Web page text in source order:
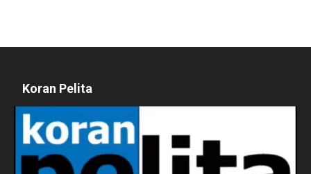
Koran Pelita
Pemutar
Video